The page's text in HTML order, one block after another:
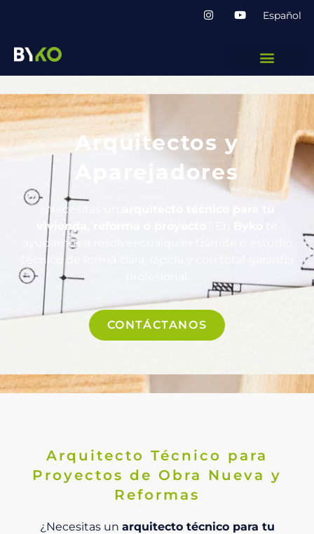
Español
Arquitectos y
Aparejadores
¿Necesitas un
vivienda, reforma o proyecto
ayudamos a resolver cualquier trámite o estudio
técnico de forma clara, rápida y con total garantía
CONTÁCTANOS
Arquitecto Técnico para
Proyectos de Obra Nueva y
Reformas
¿Necesitas un arquitecto técnico para tu